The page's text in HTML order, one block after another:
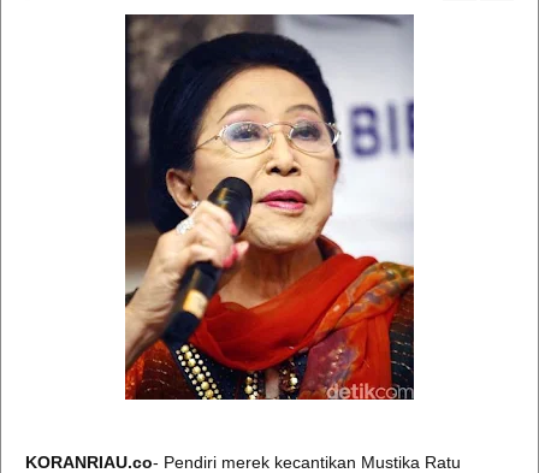
KORANRIAU.co- Pendiri merek kecantikan Mustika Ratu